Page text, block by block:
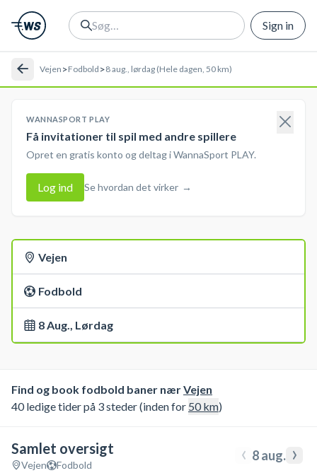
Sign in
Vejen >Fodbold >8 aug., lørdag (Hele dagen, 50 km)
WANNASPORT PLAY
Få invitationer til spil med andre spillere
Opret en gratis konto og deltag i WannaSport PLAY.
Log ind Se hvordan det virker →
Vejen
Fodbold
8 Aug., Lørdag
Find og book fodbold baner nærVejen
40 ledige tider på 3 steder (inden for 50km)
Samlet oversigt
Vejen Fodbold ‹ 8 aug. ›